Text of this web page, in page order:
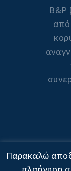
Β&P
από
Παρακαλώ